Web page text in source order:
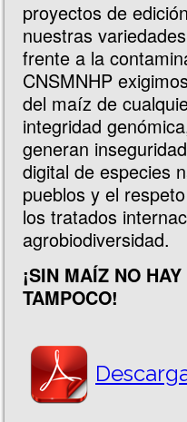
proyectos de
nuestras
frente a la
CNSMNHP
del maíz de
integridad
generan
digital de especies
pueblos y el
los tratados
agrobiodiversidad.
¡SIN MAÍZ NO
TAMPOCO!